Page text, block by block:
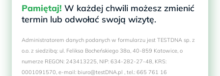
Pamiętaj! W każdej chwili możesz zmienić
termin lub odwołać swoją wizytę.
Administratorem danych podanych w formularzu jest TESTDNA sp. z
o.o. z siedzibą: ul. Feliksa Bocheńskiego 38a, 40-859 Katowice, o
numerze REGON: 243413225, NIP: 634-282-27-48, KRS:
0001091570, e-mail: biuro@testDNA.pl , tel.: 665 761 16